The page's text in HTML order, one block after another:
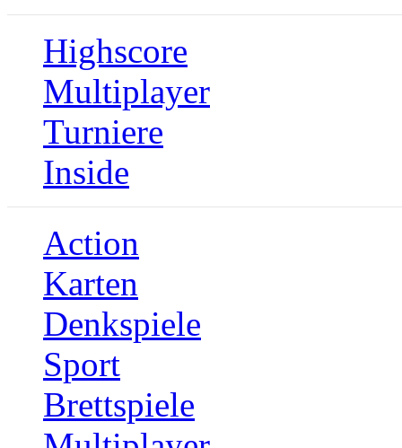
Highscore
Multiplayer
Turniere
Inside
Action
Karten
Denkspiele
Sport
Brettspiele